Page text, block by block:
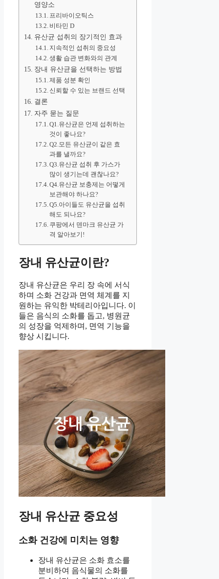
영양소
프리바이오틱스
비타민 D
유산균 섭취의 장기적인 효과
지속적인 섭취의 중요성
생활 습관 변화와의 관계
장내 유산균을 선택하는 방법
제품 성분 확인
신뢰할 수 있는 브랜드 선택
결론
자주 묻는 질문
Q1.유산균은 언제 섭취하는
것이 좋나요?
Q2.모든 유산균이 같은 효
과를 낼까요?
Q3.유산균 섭취 후 가스가
많이 생기는데 괜찮나요?
Q4.유산균 보충제는 어떻게
보관해야 하나요?
Q5.아이들도 유산균을 섭취
해도 되나요?
쿠팡에서 덴마크 유산균 가
격 알아보기!
장내 유산균이란?
장내 유산균은 우리 장 속에 서식
하며 소화 건강과 면역 체계를 지
원하는 유익한 박테리아입니다. 이
들은 음식의 소화를 돕고, 병원균
의 성장을 억제하며, 면역 기능을
향상 시킵니다.
장내 유산균 중요성
소화 건강에 미치는 영향
장내 유산균은 소화 효소를
분비하여 음식물의 소화를